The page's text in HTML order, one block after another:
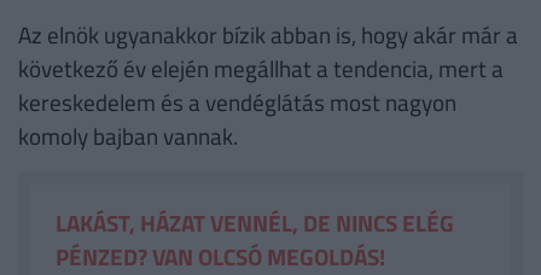
Az elnök ugyanakkor bízik abban is, hogy akár már a
következő év elején megállhat a tendencia, mert a
kereskedelem és a vendéglátás most nagyon
komoly bajban vannak.
LAKÁST, HÁZAT VENNÉL, DE NINCS ELÉG
PÉNZED? VAN OLCSÓ MEGOLDÁS!